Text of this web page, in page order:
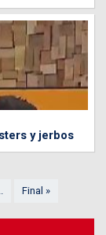
y jerbos
Final »